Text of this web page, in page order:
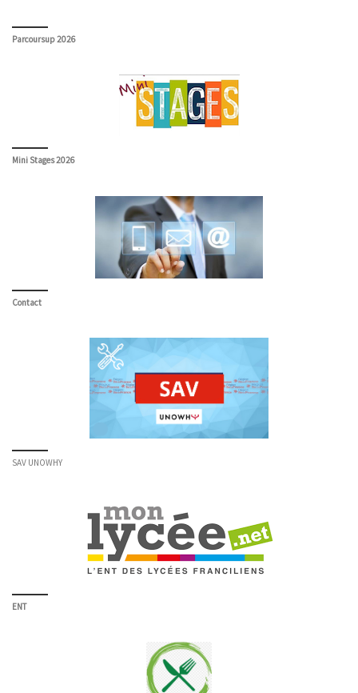
Parcoursup 2026
Mini Stages 2026
Contact
SAV UNOWHY
ENT